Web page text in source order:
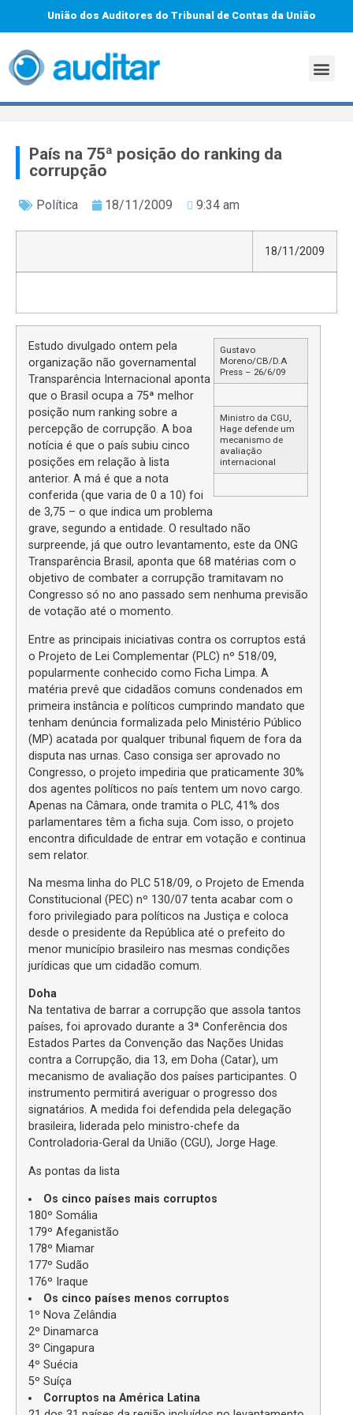
União dos Auditores do Tribunal de Contas da União
País na 75ª posição do ranking da
corrupção
Política 18/11/2009 9:34 am
18/11/2009
Gustavo
Moreno/CB/D.A
Press – 26/6/09
Ministro da CGU,
Hage defende um
mecanismo de
avaliação
internacional
Estudo divulgado ontem pela
organização não governamental
Transparência Internacional aponta
que o Brasil ocupa a 75ª melhor
posição num ranking sobre a
percepção de corrupção. A boa
notícia é que o país subiu cinco
posições em relação à lista
anterior. A má é que a nota
conferida (que varia de 0 a 10) foi
de 3,75 – o que indica um problema
grave, segundo a entidade. O resultado não
surpreende, já que outro levantamento, este da ONG
Transparência Brasil, aponta que 68 matérias com o
objetivo de combater a corrupção tramitavam no
Congresso só no ano passado sem nenhuma previsão
de votação até o momento.
Entre as principais iniciativas contra os corruptos está
o Projeto de Lei Complementar (PLC) nº 518/09,
popularmente conhecido como Ficha Limpa. A
matéria prevê que cidadãos comuns condenados em
primeira instância e políticos cumprindo mandato que
tenham denúncia formalizada pelo Ministério Público
(MP) acatada por qualquer tribunal fiquem de fora da
disputa nas urnas. Caso consiga ser aprovado no
Congresso, o projeto impediria que praticamente 30%
dos agentes políticos no país tentem um novo cargo.
Apenas na Câmara, onde tramita o PLC, 41% dos
parlamentares têm a ficha suja. Com isso, o projeto
encontra dificuldade de entrar em votação e continua
sem relator.
Na mesma linha do PLC 518/09, o Projeto de Emenda
Constitucional (PEC) nº 130/07 tenta acabar com o
foro privilegiado para políticos na Justiça e coloca
desde o presidente da República até o prefeito do
menor município brasileiro nas mesmas condições
jurídicas que um cidadão comum.
Doha
Na tentativa de barrar a corrupção que assola tantos
países, foi aprovado durante a 3ª Conferência dos
Estados Partes da Convenção das Nações Unidas
contra a Corrupção, dia 13, em Doha (Catar), um
mecanismo de avaliação dos países participantes. O
instrumento permitirá averiguar o progresso dos
signatários. A medida foi defendida pela delegação
brasileira, liderada pelo ministro-chefe da
Controladoria-Geral da União (CGU), Jorge Hage.
As pontas da lista
Os cinco países mais corruptos
180º Somália
179º Afeganistão
178º Miamar
177º Sudão
176º Iraque
Os cinco países menos corruptos
1º Nova Zelândia
2º Dinamarca
3º Cingapura
4º Suécia
5º Suíça
Corruptos na América Latina